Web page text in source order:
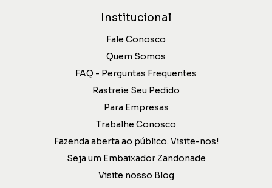
Institucional
Fale Conosco
Quem Somos
FAQ - Perguntas Frequentes
Rastreie Seu Pedido
Para Empresas
Trabalhe Conosco
Fazenda aberta ao público. Visite-nos!
Seja um Embaixador Zandonade
Visite nosso Blog